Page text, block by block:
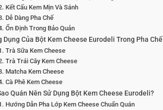
Kết Cấu Kem Mịn Và Sánh
Dễ Dàng Pha Chế
Ổn Định Trong Bảo Quản
Dụng Của Bột Kem Cheese Eurodeli Trong Pha Chế
Trà Sữa Kem Cheese
Trà Trái Cây Kem Cheese
Matcha Kem Cheese
Cà Phê Kem Cheese
Quán Nên Sử Dụng Bột Kem Cheese Eurodeli?
Hướng Dẫn Pha Lớp Kem Cheese Chuẩn Quán